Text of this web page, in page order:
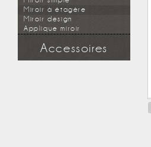
Miroir à étagère
Miroir design
Applique miroir
Accessoires